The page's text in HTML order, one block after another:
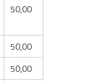
50,00
50,00
50,00